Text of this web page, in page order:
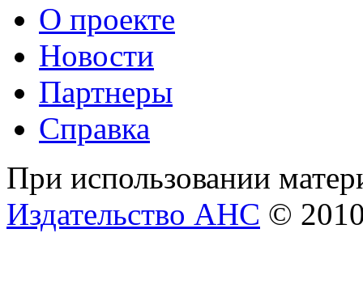
О проекте
Новости
Партнеры
Справка
При использовании
Издательство АНС ©